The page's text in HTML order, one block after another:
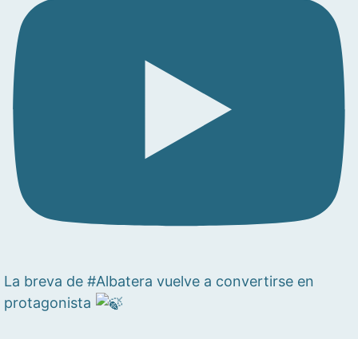
La breva de #Albatera vuelve a convertirse en
protagonista